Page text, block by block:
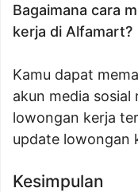
Bagaimana cara
kerja di Alfamart?
Kamu dapat
akun media
lowongan kerja
update lowongan
Kesimpulan